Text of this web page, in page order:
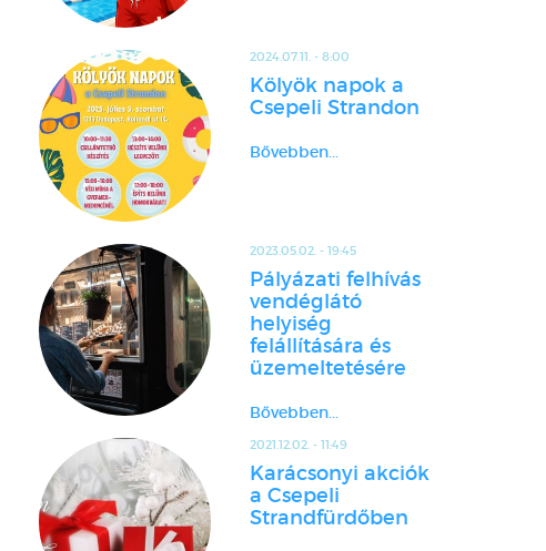
2024.07.11. - 8:00
Kölyök napok a
Csepeli Strandon
Bővebben...
2023.05.02. - 19:45
Pályázati felhívás
vendéglátó
helyiség
felállítására és
üzemeltetésére
Bővebben...
2021.12.02. - 11:49
Karácsonyi akciók
a Csepeli
Strandfürdőben